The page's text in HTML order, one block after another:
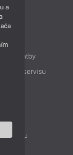
a platby
Cenník servisu
tovaru
a